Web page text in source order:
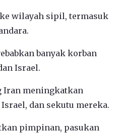
wilayah sipil, termasuk
banyak korban
Israel.
Iran meningkatkan
dan sekutu mereka.
pimpinan, pasukan